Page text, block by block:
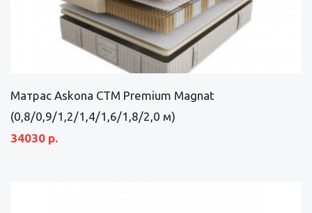
Матрас Askona СТМ Premium Magnat
(0,8/0,9/1,2/1,4/1,6/1,8/2,0 м)
34030 р.